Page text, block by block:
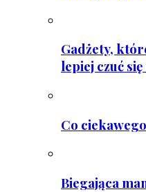
Gadżety,
lepiej czuć
Co
Biegająca